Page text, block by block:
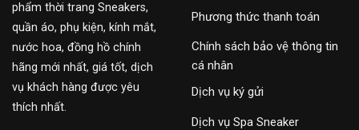
phẩm thời trang Sneakers,
quần áo, phụ kiện, kính mắt,
nước hoa, đồng hồ chính
hãng mới nhất, giá tốt, dịch
vụ khách hàng được yêu
thích nhất.
Phương thức thanh toán
Chính sách bảo vệ thông tin
cá nhân
Dịch vụ ký gửi
Dịch vụ Spa Sneaker